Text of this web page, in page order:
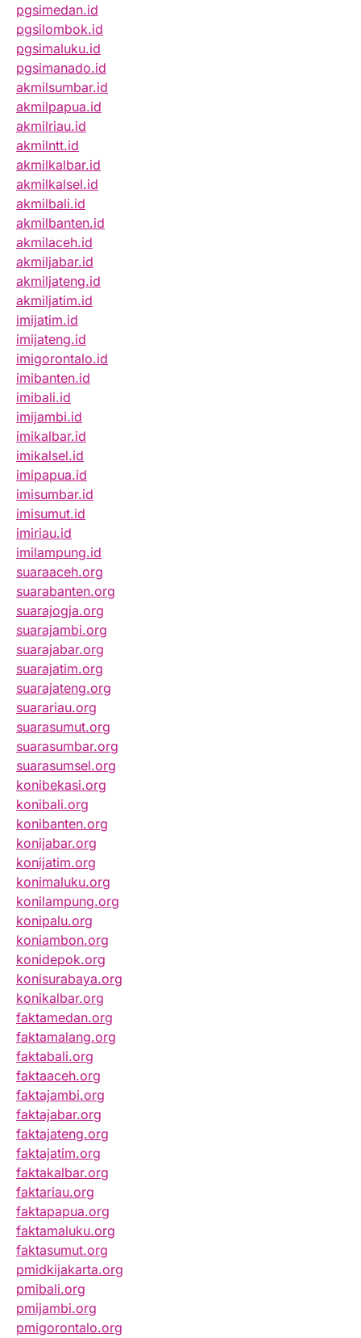
pgsimedan.id
pgsilombok.id
pgsimaluku.id
pgsimanado.id
akmilsumbar.id
akmilpapua.id
akmilriau.id
akmilntt.id
akmilkalbar.id
akmilkalsel.id
akmilbali.id
akmilbanten.id
akmilaceh.id
akmiljabar.id
akmiljateng.id
akmiljatim.id
imijatim.id
imijateng.id
imigorontalo.id
imibanten.id
imibali.id
imijambi.id
imikalbar.id
imikalsel.id
imipapua.id
imisumbar.id
imisumut.id
imiriau.id
imilampung.id
suaraaceh.org
suarabanten.org
suarajogja.org
suarajambi.org
suarajabar.org
suarajatim.org
suarajateng.org
suarariau.org
suarasumut.org
suarasumbar.org
suarasumsel.org
konibekasi.org
konibali.org
konibanten.org
konijabar.org
konijatim.org
konimaluku.org
konilampung.org
konipalu.org
koniambon.org
konidepok.org
konisurabaya.org
konikalbar.org
faktamedan.org
faktamalang.org
faktabali.org
faktaaceh.org
faktajambi.org
faktajabar.org
faktajateng.org
faktajatim.org
faktakalbar.org
faktariau.org
faktapapua.org
faktamaluku.org
faktasumut.org
pmidkijakarta.org
pmibali.org
pmijambi.org
pmigorontalo.org